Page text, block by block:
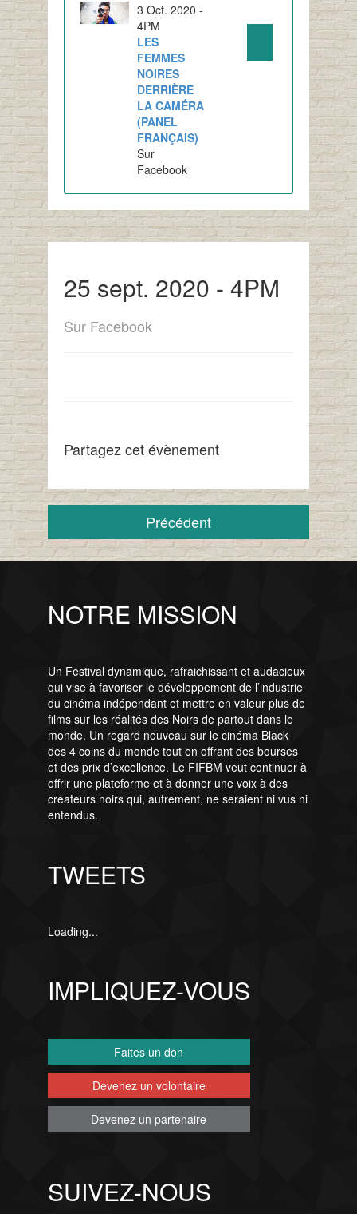
3 Oct. 2020 -
4PM
LES
FEMMES
NOIRES
DERRIÈRE
LA CAMÉRA
(PANEL
FRANÇAIS)
Sur
Facebook
25 sept. 2020 - 4PM
Sur Facebook
Partagez cet évènement
Précédent
NOTRE MISSION
Un Festival dynamique, rafraichissant et audacieux
qui vise à favoriser le développement de l’industrie
du cinéma indépendant et mettre en valeur plus de
films sur les réalités des Noirs de partout dans le
monde. Un regard nouveau sur le cinéma Black
des 4 coins du monde tout en offrant des bourses
et des prix d’excellence. Le FIFBM veut continuer à
offrir une plateforme et à donner une voix à des
créateurs noirs qui, autrement, ne seraient ni vus ni
entendus.
TWEETS
Loading...
IMPLIQUEZ-VOUS
Faites un don
Devenez un volontaire
Devenez un partenaire
SUIVEZ-NOUS